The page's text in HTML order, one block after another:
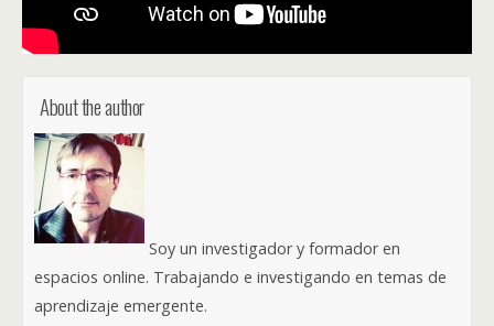
About the author
Soy un investigador y formador en
espacios online. Trabajando e investigando en temas de
aprendizaje emergente.